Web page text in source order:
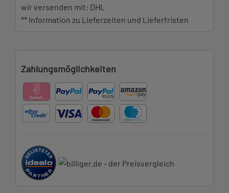
wir versenden mit: DHL
** Information zu Lieferzeiten und Lieferfristen
Zahlungsmöglichkeiten